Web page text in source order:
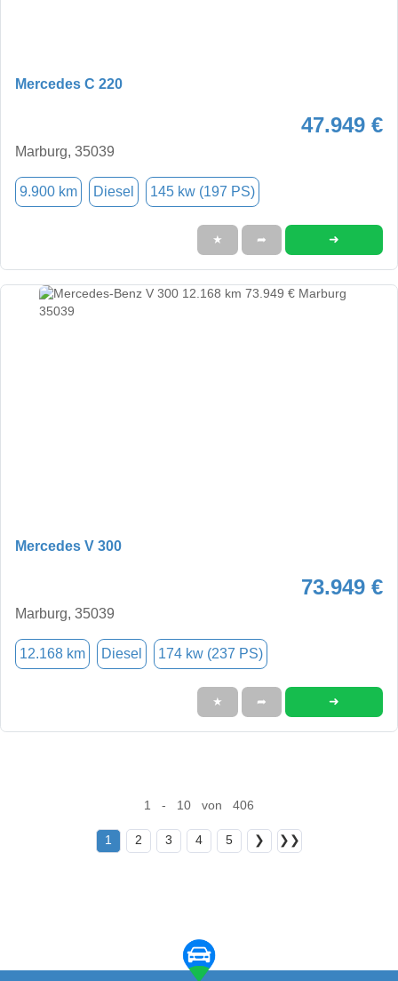
Mercedes C 220
47.949 €
Marburg, 35039
9.900 km Diesel 145 kw (197 PS)
★ ➦ ➜
Mercedes V 300
73.949 €
Marburg, 35039
12.168 km Diesel 174 kw (237 PS)
★ ➦ ➜
1 - 10 von 406
1 2 3 4 5 ❯ ❯❯